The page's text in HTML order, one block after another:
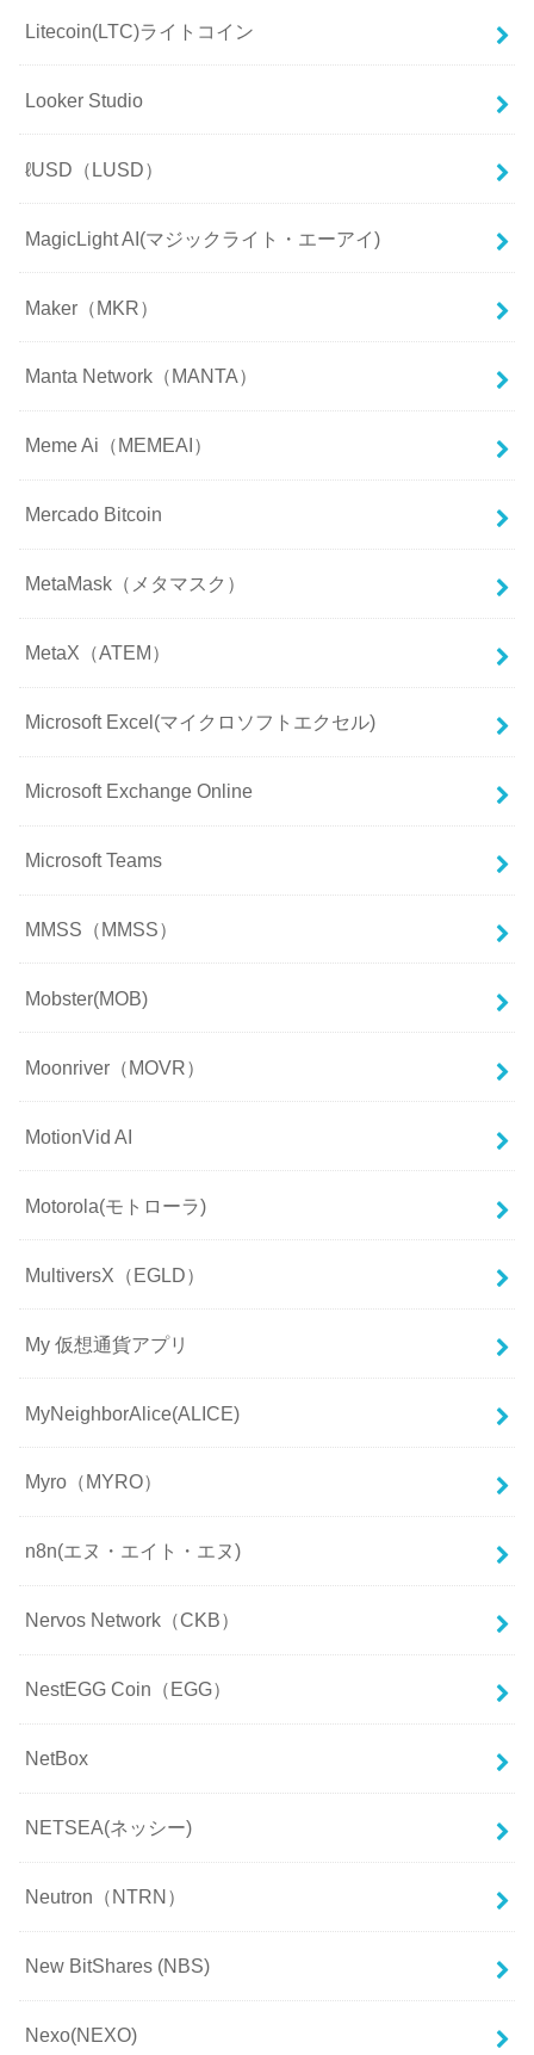
Litecoin(LTC)ライトコイン
Looker Studio
ℓUSD（LUSD）
MagicLight AI(マジックライト・エーアイ)
Maker（MKR）
Manta Network（MANTA）
Meme Ai（MEMEAI）
Mercado Bitcoin
MetaMask（メタマスク）
MetaX（ATEM）
Microsoft Excel(マイクロソフトエクセル)
Microsoft Exchange Online
Microsoft Teams
MMSS（MMSS）
Mobster(MOB)
Moonriver（MOVR）
MotionVid AI
Motorola(モトローラ)
MultiversX（EGLD）
My 仮想通貨アプリ
MyNeighborAlice(ALICE)
Myro（MYRO）
n8n(エヌ・エイト・エヌ)
Nervos Network（CKB）
NestEGG Coin（EGG）
NetBox
NETSEA(ネッシー)
Neutron（NTRN）
New BitShares (NBS)
Nexo(NEXO)